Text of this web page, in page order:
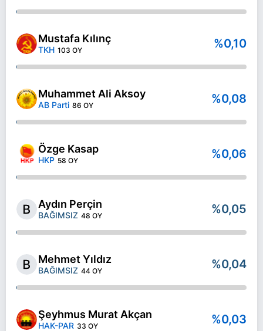
Mustafa Kılınç
TKH 103 OY %0,10
Muhammet Ali Aksoy
AB Parti 86 OY %0,08
Özge Kasap
HKP 58 OY %0,06
Aydın Perçin
BAĞIMSIZ 48 OY %0,05
Mehmet Yıldız
BAĞIMSIZ 44 OY %0,04
Şeyhmus Murat Akçan
HAK-PAR 33 OY %0,03